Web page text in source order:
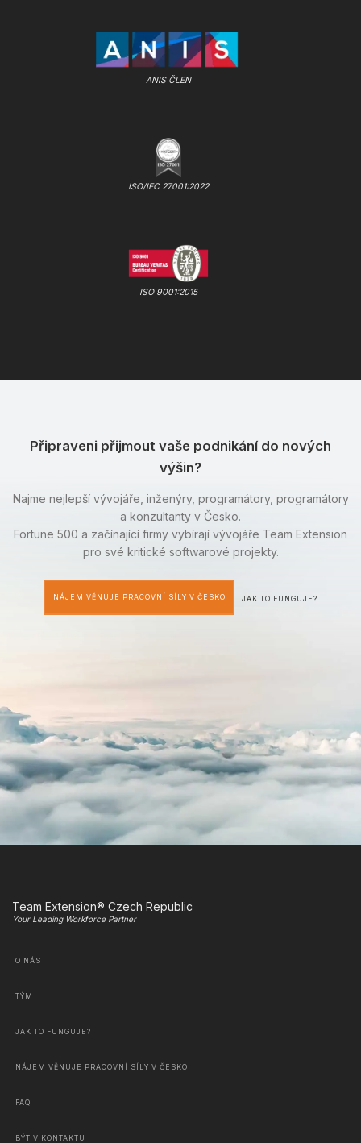
ANIS ČLEN
ISO/IEC 27001:2022
ISO 9001:2015
Připraveni přijmout vaše podnikání do nových
výšin?
Najme nejlepší vývojáře, inženýry, programátory, programátory
a konzultanty v Česko.
Fortune 500 a začínající firmy vybírají vývojáře Team Extension
pro své kritické softwarové projekty.
NÁJEM VĚNUJE PRACOVNÍ SÍLY V ČESKO JAK TO FUNGUJE?
Team Extension® Czech Republic
Your Leading Workforce Partner
O NÁS
TÝM
JAK TO FUNGUJE?
NÁJEM VĚNUJE PRACOVNÍ SÍLY V ČESKO
FAQ
BÝT V KONTAKTU